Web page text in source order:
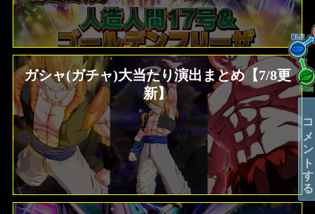
ガシャ(ガチャ)大当たり演出まとめ【7/8更
新】
コメントする